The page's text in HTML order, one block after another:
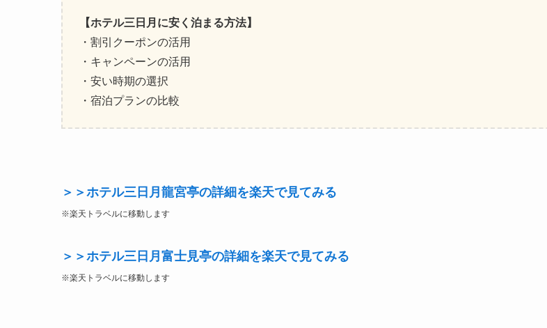
【ホテル三日月に安く泊まる方法】
・割引クーポンの活用
・キャンペーンの活用
・安い時期の選択
・宿泊プランの比較
＞＞ホテル三日月龍宮亭の詳細を楽天で見てみる
※楽天トラベルに移動します
＞＞ホテル三日月富士見亭の詳細を楽天で見てみる
※楽天トラベルに移動します